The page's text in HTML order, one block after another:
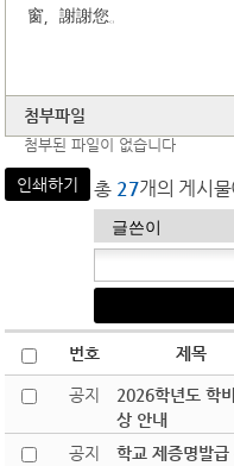
窗，謝謝您。
첨부파일
첨부된 파일이 없습니다
인쇄하기 총 27개의 게시
번호 제목
공지
2026학년도 학비
상 안내
공지
학교 제증명발급